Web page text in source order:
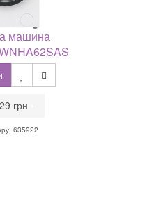
машина
грн
635922